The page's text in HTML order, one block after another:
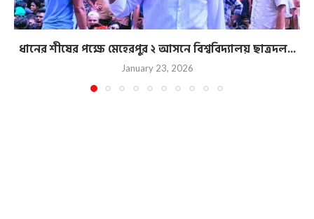
ধানের শীষের পক্ষে মেহেরপুর ২ আসনে বিশ্ববিদ্যালয় ছাত্রদল...
January 23, 2026